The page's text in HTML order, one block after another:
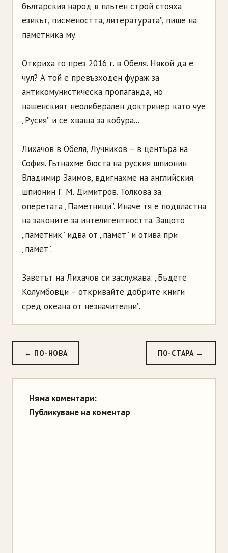
българския народ в плътен строй стояха
езикът, писмеността, литературата”, пише на
паметника му.
Откриха го през 2016 г. в Обеля. Някой да е
чул? А той е превъзходен фураж за
антикомунистическа пропаганда, но
нашенският неолиберален доктринер като чуе
„Русия” и се хваща за кобура...
Лихачов в Обеля, Лучников – в центъра на
София. Гътнахме бюста на руския шпионин
Владимир Заимов, вдигнахме на английския
шпионин Г. М. Димитров. Толкова за
оперетата „Паметници”. Иначе тя е подвластна
на законите за интелигентността. Защото
„паметник” идва от „памет” и отива при
„памет”.
Заветът на Лихачов си заслужава: „Бъдете
Колумбовци – откривайте добрите книги
сред океана от незначителни”.
← ПО-НОВА ПО-СТАРА →
Няма коментари:
Публикуване на коментар